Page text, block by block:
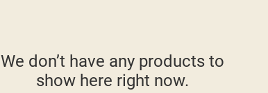
We don’t have any products to
show here right now.